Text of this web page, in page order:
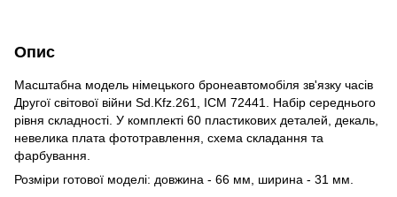
Опис
Масштабна модель німецького бронеавтомобіля зв'язку часів
Другої світової війни Sd.Kfz.261, ICM 72441. Набір середнього
рівня складності. У комплекті 60 пластикових деталей, декаль,
невелика плата фототравлення, схема складання та
фарбування.
Розміри готової моделі: довжина - 66 мм, ширина - 31 мм.